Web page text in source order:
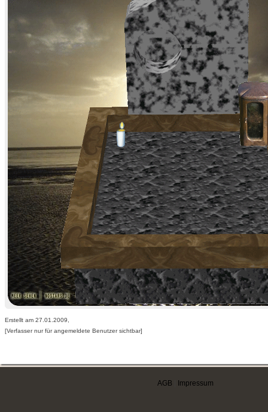
Erstellt am 27.01.2009,
[Verfasser nur für angemeldete Benutzer sichtbar]
AGB Impressum